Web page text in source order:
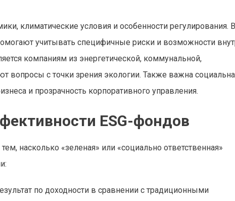
климатические условия и особенности регулирования. В
учитывать специфичные риски и возможности
компаниям из энергетической, коммунальной,
с точки зрения экологии. Также важна
и прозрачность корпоративного управления.
ESG-фондов
насколько «зеленая» или «социально ответственная»
по доходности в сравнении с традиционными